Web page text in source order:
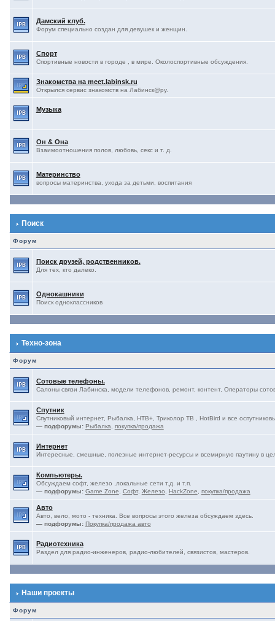
Дамский клуб.
Форум специально создан для девушек и женщин.
Спорт
Спортивные новости в городе , в мире. Околоспортивные обсуждения.
Знакомства на meet.labinsk.ru
Открылся сервис знакомств на Лабинск@ру.
Музыка
Он & Она
Взаимоотношения полов, любовь, секс и т. д.
Материнство
вопросы материнства, ухода за детьми, воспитания
Поиск
Форум
Поиск друзей, родственников.
Для тех, кто далеко.
Однокашники
Поиск одноклассников
Техно-зона
Форум
Сотовые телефоны.
Салоны связи Лабинска, модели телефонов, ремонт, контент, Операторы
Спутник
Спутниковый интернет, Рыбалка, НТВ+, Триколор ТВ , HotBird и все
— подфорумы: Рыбалка покупка/продажа
Интернет
Интересные, смешные, полезные интернет-ресурсы и всемирную паутину в
Компьютеры.
Обсуждаем софт, железо ,локальные сети т.д. и т.п.
— подфорумы: Game Zone Софт, Железо HackZone покупка/продажа
Авто
Авто, вело, мото - техника. Все вопросы этого железа обсуждаем здесь.
— подфорумы: Покупка/продажа авто
Радиотехника
Раздел для радио-инженеров, радио-любителей, связистов, мастеров.
Наши проекты
Форум